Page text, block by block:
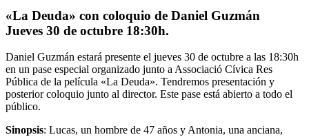
«La Deuda» con coloquio de Daniel Guzmán
Jueves 30 de octubre 18:30h.
Daniel Guzmán estará presente el jueves 30 de octubre a las 18:30h
en un pase especial organizado junto a Associació Cívica Res
Pública de la película «La Deuda». Tendremos presentación y
posterior coloquio junto al director. Este pase está abierto a todo el
público.
Sinopsis: Lucas, un hombre de 47 años y Antonia, una anciana,